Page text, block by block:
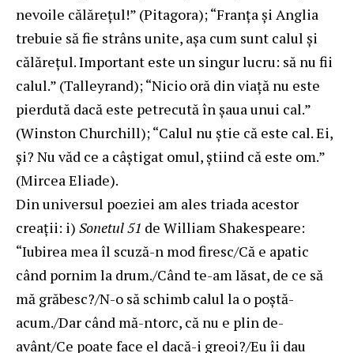
nevoile călăreţul!” (Pitagora); “Franţa şi Anglia
trebuie să fie strâns unite, aşa cum sunt calul şi
călăreţul. Important este un singur lucru: să nu fii
calul.” (Talleyrand); “Nicio oră din viaţă nu este
pierdută dacă este petrecută în şaua unui cal.”
(Winston Churchill); “Calul nu ştie că este cal. Ei,
şi? Nu văd ce a câştigat omul, ştiind că este om.”
(Mircea Eliade).
Din universul poeziei am ales triada acestor
creaţii: i) Sonetul 51 de William Shakespeare:
“Iubirea mea îl scuză-n mod firesc/Că e apatic
când pornim la drum./Când te-am lăsat, de ce să
mă grăbesc?/N-o să schimb calul la o poştă-
acum./Dar când mă-ntorc, că nu e plin de-
avânt/Ce poate face el dacă-i greoi?/Eu îi dau